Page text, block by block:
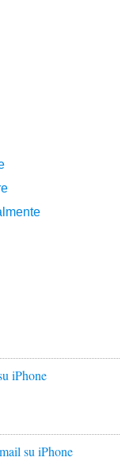
iPhone
su iPhone